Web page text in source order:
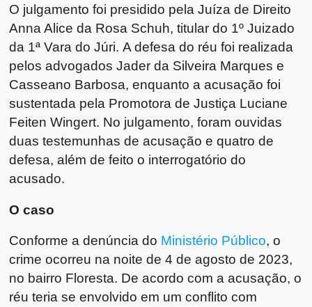
O julgamento foi presidido pela Juíza de Direito
Anna Alice da Rosa Schuh, titular do 1º Juizado
da 1ª Vara do Júri. A defesa do réu foi realizada
pelos advogados Jader da Silveira Marques e
Casseano Barbosa, enquanto a acusação foi
sustentada pela Promotora de Justiça Luciane
Feiten Wingert. No julgamento, foram ouvidas
duas testemunhas de acusação e quatro de
defesa, além de feito o interrogatório do
acusado.
O caso
Conforme a denúncia do Ministério Público, o
crime ocorreu na noite de 4 de agosto de 2023,
no bairro Floresta. De acordo com a acusação, o
réu teria se envolvido em um conflito com